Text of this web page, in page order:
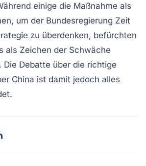
einige die Maßnahme als
um der Bundesregierung Zeit
zu überdenken, befürchten
als Zeichen der Schwäche
Debatte über die richtige
China ist damit jedoch alles